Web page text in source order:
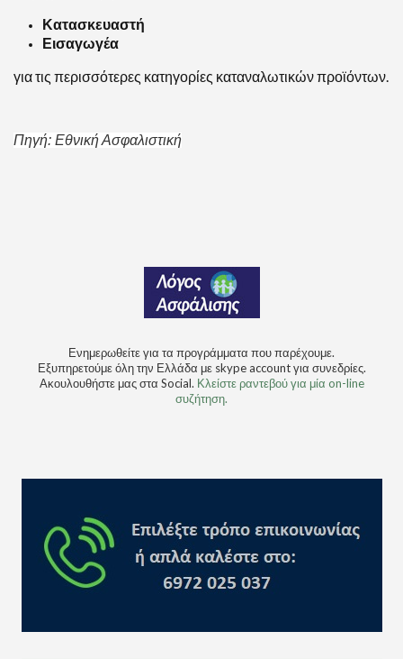
Κατασκευαστή
Εισαγωγέα
για τις περισσότερες κατηγορίες καταναλωτικών προϊόντων.
Πηγή: Εθνική Ασφαλιστική
Ενημερωθείτε για τα προγράμματα που παρέχουμε.
Εξυπηρετούμε όλη την Ελλάδα με skype account για συνεδρίες.
Ακουλουθήστε μας στα Social. Κλείστε ραντεβού για μία on-line
συζήτηση.